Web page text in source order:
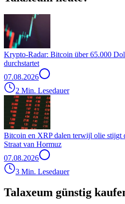
Krypto-Radar: Bitcoin über 65.000
durchstartet
07.08.2026
2 Min. Lesedauer
Bitcoin en XRP dalen terwijl olie stijgt
Straat van Hormuz
07.08.2026
3 Min. Lesedauer
Talaxeum günstig